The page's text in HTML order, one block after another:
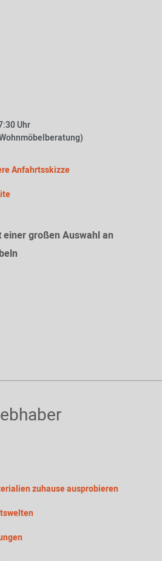
Uhr
Anfahrtsskizze
großen Auswahl an
zuhause ausprobieren